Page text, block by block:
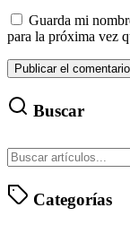
Guarda mi
para la próxima vez
Buscar
Categorías